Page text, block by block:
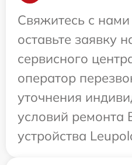
Свяжитесь с
оставьте заявку
сервисного
оператор
уточнения
условий ремонта
устройства